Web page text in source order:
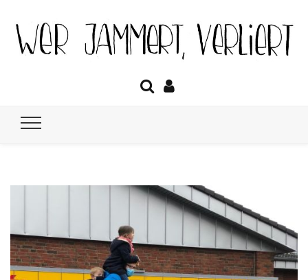
Wer jammert
Das Tagebuch über Lockdown, Homeschooling, Optimismus &
Co.